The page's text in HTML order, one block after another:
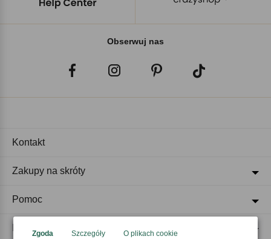
Obserwuj nas
Kontakt
Zakupy na skróty
Pomoc
Zgoda Szczegóły O plikach cookie